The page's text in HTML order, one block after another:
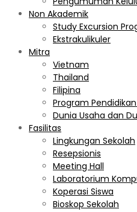
Non Akademik
Study Excursion
Ekstrakulikuler
Mitra
Vietnam
Thailand
Filipina
Program
Dunia Usaha dan
Fasilitas
Lingkungan Sekolah
Resepsionis
Meeting Hall
Laboratorium
Koperasi Siswa
Bioskop Sekolah